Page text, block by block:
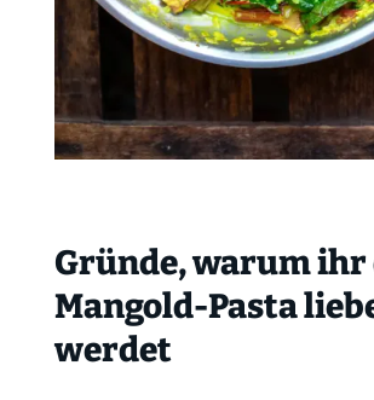
Gründe, warum ihr
Mangold-Pasta
werdet